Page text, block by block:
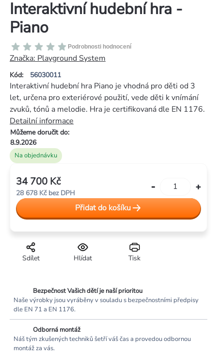
Interaktivní hudební hra -
Piano
Kód: 56030011
Průměrné
hodnocení
produktu
je
0,0
5
hvězdiček.
Podrobnosti hodnocení
Značka: Playground System
Na objednávku
Můžeme doručit do:
8.9.2026
Interaktivní hudební hra Piano je vhodná pro děti od 3
let, určena pro exteriérové použití, vede děti k vnímání
zvuků, tónů a melodie. Hra je certifikovaná dle EN 1176.
Detailní informace
Tisk
Hlídat
Sdílet
34 700 Kč
28 678 Kč bez DPH
cena:
Přidat do košíku
Bezpečnost Vašich dětí je naší prioritou
Naše výrobky jsou vyráběny v souladu s bezpečnostními předpisy
dle EN 71 a EN 1176.
Odborná montáž
Náš tým zkušených techniků šetří váš čas a provedou odbornou
montáž za vás.